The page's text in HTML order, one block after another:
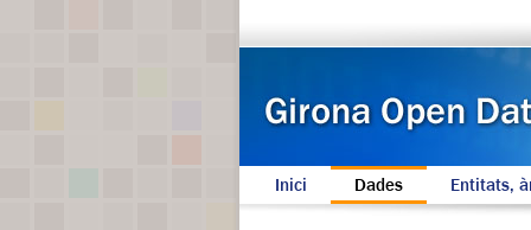
Inici Dades Entitats,